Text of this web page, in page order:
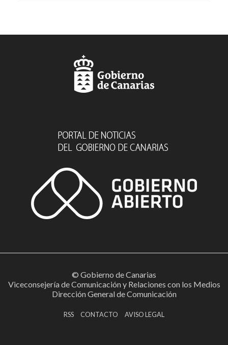
© Gobierno de Canarias
Viceconsejería de Comunicación y Relaciones con los Medios
Dirección General de Comunicación
RSS CONTACTO AVISO LEGAL